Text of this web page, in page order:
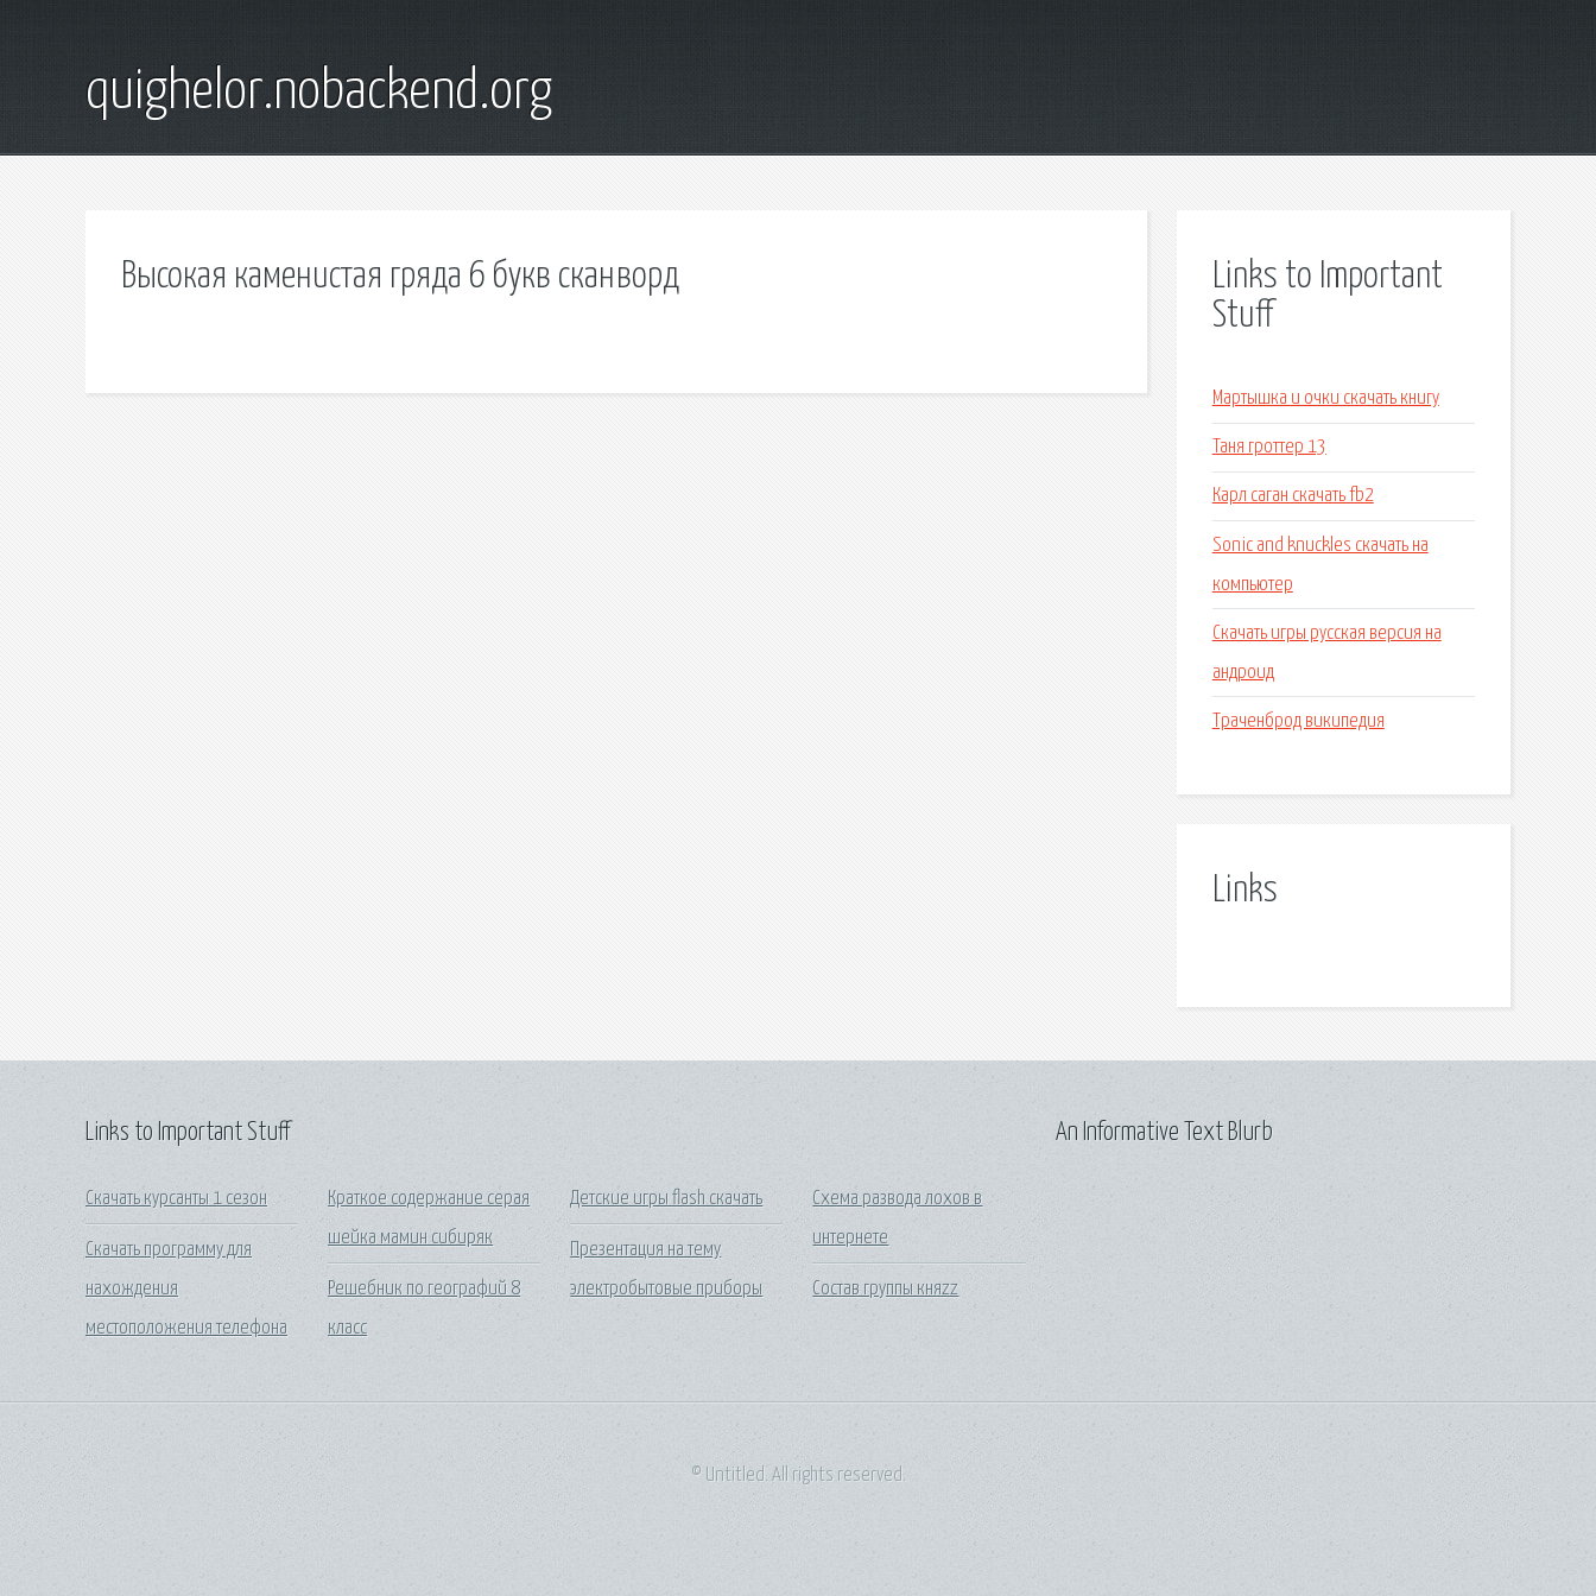
quighelor.nobackend.org
Высокая каменистая гряда 6 букв сканворд
Links to Important
Stuff
Мартышка и очки скачать книгу
Таня гроттер 13
Карл саган скачать fb2
Sonic and knuckles скачать на
компьютер
Скачать игры русская версия на
андроид
Траченброд википедия
Links
Links to Important Stuff
Скачать курсанты 1 сезон
Скачать программу для
нахождения
местоположения телефона
Краткое содержание серая
шейка мамин сибиряк
Решебник по географий 8
класс
Детские игры flash скачать
Презентация на тему
электробытовые приборы
Схема развода лохов в
интернете
Состав группы княzz
An Informative Text Blurb
© Untitled. All rights reserved.